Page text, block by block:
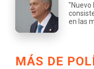
"Nuevo
en las
MÁS DE